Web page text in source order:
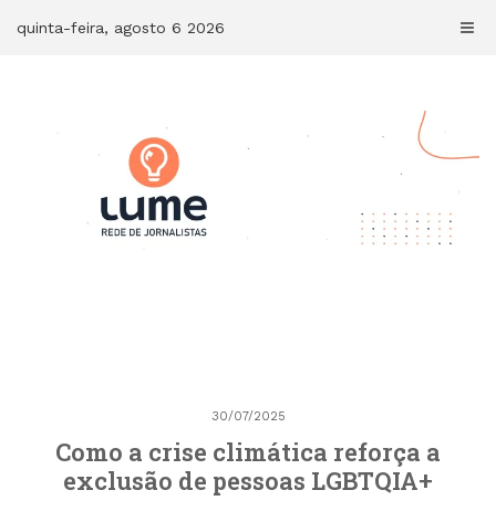
quinta-feira, agosto 6 2026
30/07/2025
Como a crise climática reforça a
exclusão de pessoas LGBTQIA+